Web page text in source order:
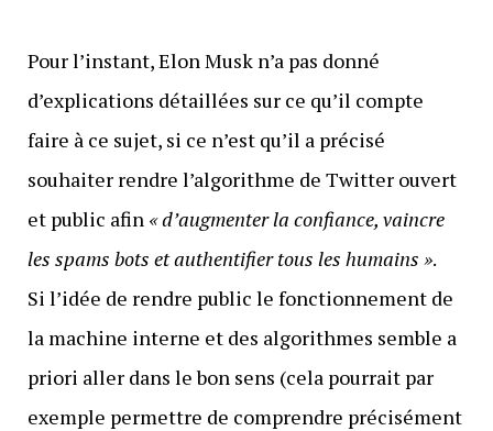
Pour l’instant, Elon Musk n’a pas donné
d’explications détaillées sur ce qu’il compte
faire à ce sujet, si ce n’est qu’il a précisé
souhaiter rendre l’algorithme de Twitter ouvert
et public afin « d’augmenter la confiance, vaincre
les spams bots et authentifier tous les humains ».
Si l’idée de rendre public le fonctionnement de
la machine interne et des algorithmes semble a
priori aller dans le bon sens (cela pourrait par
exemple permettre de comprendre précisément